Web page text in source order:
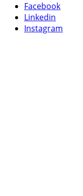
Facebook
Linkedin
Instagram